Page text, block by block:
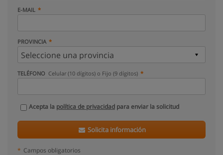
E-MAIL
PROVINCIA
TELÉFONO Celular (10 dígitos) o Fijo (9 dígitos)
Acepta la política de privacidad para enviar la solicitud
Solicita información
* Campos obligatorios